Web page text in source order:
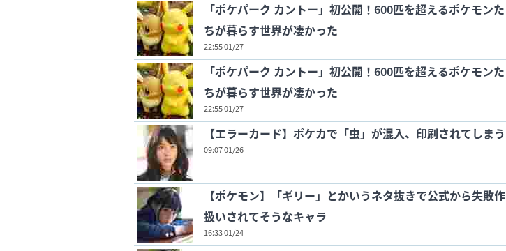
「ポケパーク カントー」初公開！600匹を超えるポケモンた
ちが暮らす世界が凄かった
22:55 01/27
「ポケパーク カントー」初公開！600匹を超えるポケモンた
ちが暮らす世界が凄かった
22:55 01/27
【エラーカード】ポケカで「虫」が混入、印刷されてしまう
09:07 01/26
【ポケモン】「ギリー」とかいうネタ抜きで公式から失敗作
扱いされてそうなキャラ
16:33 01/24